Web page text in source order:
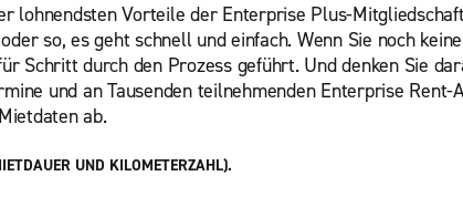
lohnendsten Vorteile der Enterprise Plus-
so, es geht schnell und einfach. Wenn Sie noch
Schritt durch den Prozess geführt. Und denken Sie
und an Tausenden teilnehmenden Enterprise
ab.
UND KILOMETERZAHL).